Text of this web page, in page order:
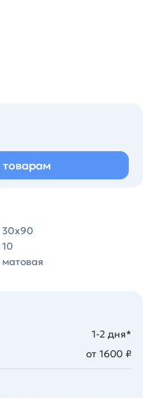
товарам
30х90
10
матовая
1-2 дня*
от 1600 ₽